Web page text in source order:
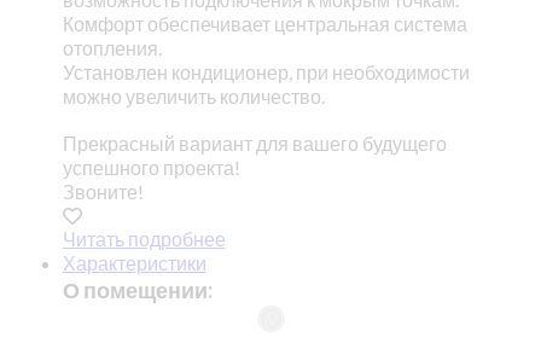
Комфорт обеспечивает центральная система
отопления.
Установлен кондиционер, при необходимости
можно увеличить количество.
Прекрасный вариант для вашего будущего
успешного проекта!
Звоните!
Читать подробнее
Характеристики
О помещении: